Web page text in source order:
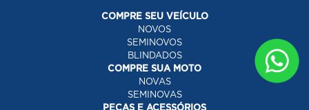
COMPRE SEU VEÍCULO
NOVOS
SEMINOVOS
BLINDADOS
COMPRE SUA MOTO
NOVAS
SEMINOVAS
PEÇAS E ACESSÓRIOS